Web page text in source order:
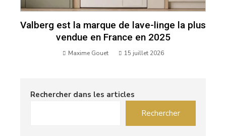
Valberg est la marque de lave-linge la plus
vendue en France en 2025
Maxime Gouet 15 juillet 2026
Rechercher dans les articles
Rechercher